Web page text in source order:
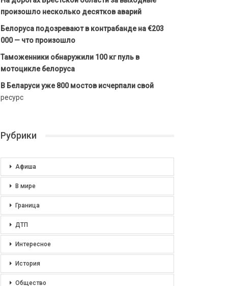
произошло несколько десятков аварий
Белоруса подозревают в контрабанде на €203
000 — что произошло
Таможенники обнаружили 100 кг пуль в
мотоцикле белоруса
В Беларуси уже 800 мостов исчерпали свой
ресурс
Рубрики
Афиша
В мире
Граница
ДТП
Интересное
История
Общество